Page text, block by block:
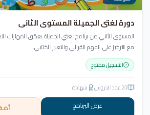
دورة لغتي الجميلة المستوى الثاني
المستوى الثاني من برنامج لغتي الجميلة يعمّق المهارات
مع التركيز على الفهم القرائي والتعبير الكتابي.
التسجيل مفتوح
20عدد الدروس شهادة
عرض البرنامج